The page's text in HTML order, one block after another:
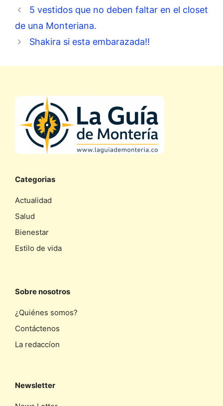
5 vestidos que no deben faltar en el closet
de una Monteriana.
Shakira si esta embarazada!!
Categorias
Actualidad
Salud
Bienestar
Estilo de vida
Sobre nosotros
¿Quiénes somos?
Contáctenos
La redaccíon
Newsletter